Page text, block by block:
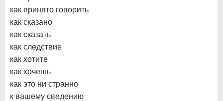
как принято говорить
как сказано
как сказать
как следствие
как хотите
как хочешь
как это ни странно
к вашему сведению